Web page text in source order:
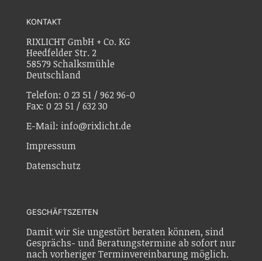
KONTAKT
RIXLICHT GmbH + Co. KG
Heedfelder Str. 2
58579 Schalksmühle
Deutschland
Telefon: 0 23 51 / 962 96-0
Fax: 0 23 51 / 632 30
E-Mail: info@rixlicht.de
Impressum
Datenschutz
GESCHÄFTSZEITEN
Damit wir Sie ungestört beraten können, sind
Gesprächs- und Beratungstermine ab sofort nur
nach vorheriger Terminvereinbarung möglich.